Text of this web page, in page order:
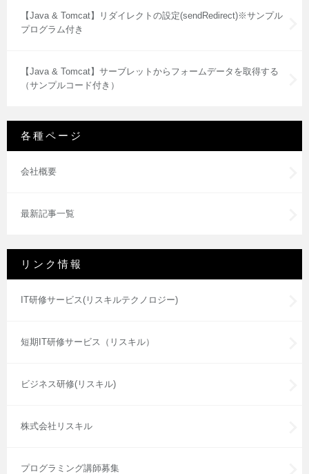
【Java & Tomcat】リダイレクトの設定(sendRedirect)※サンプル
プログラム付き
【Java & Tomcat】サーブレットからフォームデータを取得する
（サンプルコード付き）
各種ページ
会社概要
最新記事一覧
リンク情報
IT研修サービス(リスキルテクノロジー)
短期IT研修サービス（リスキル）
ビジネス研修(リスキル)
株式会社リスキル
プログラミング講師募集